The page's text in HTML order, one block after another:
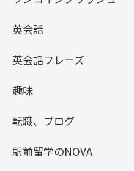
英会話
英会話フレーズ
趣味
転職、ブログ
駅前留学のNOVA